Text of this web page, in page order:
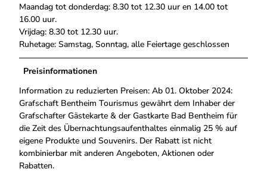
Maandag tot donderdag: 8.30 tot 12.30 uur en 14.00 tot
16.00 uur.
Vrijdag: 8.30 tot 12.30 uur.
Ruhetage: Samstag, Sonntag, alle Feiertage geschlossen
Preisinformationen
Information zu reduzierten Preisen: Ab 01. Oktober 2024:
Grafschaft Bentheim Tourismus gewährt dem Inhaber der
Grafschafter Gästekarte & der Gastkarte Bad Bentheim für
die Zeit des Übernachtungsaufenthaltes einmalig 25 % auf
eigene Produkte und Souvenirs. Der Rabatt ist nicht
kombinierbar mit anderen Angeboten, Aktionen oder
Rabatten.